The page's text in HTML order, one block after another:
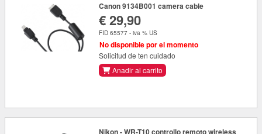
Canon 9134B001 camera cable
€ 29,90
FID 65577 - iva % US
No disponible por el momento
Solicitud de ten cuidado
Anadir al carrito
Nikon - WR-T10 controllo remoto wireless